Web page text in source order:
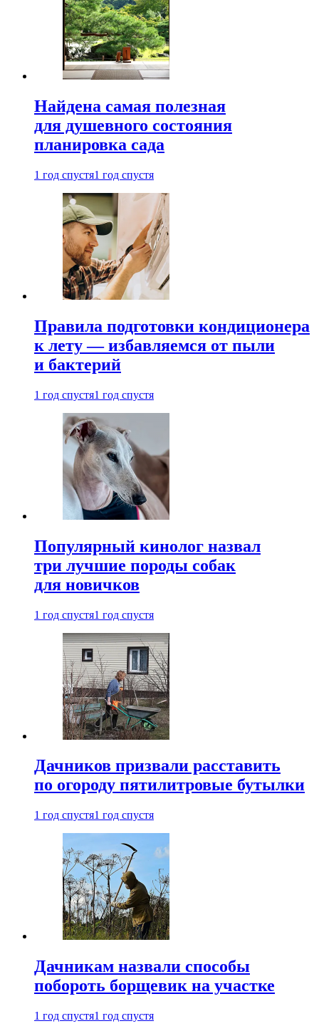
Найдена самая полезная
для душевного состояния
планировка сада
1 год спустя1 год спустя
Правила подготовки кондиционера
к лету — избавляемся от пыли
и бактерий
1 год спустя1 год спустя
Популярный кинолог назвал
три лучшие породы собак
для новичков
1 год спустя1 год спустя
Дачников призвали расставить
по огороду пятилитровые бутылки
1 год спустя1 год спустя
Дачникам назвали способы
побороть борщевик на участке
1 год спустя1 год спустя